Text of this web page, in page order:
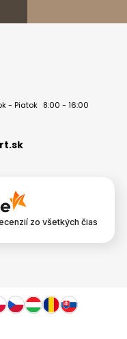
- Piatok 8:00 - 16:00
zo všetkých čias